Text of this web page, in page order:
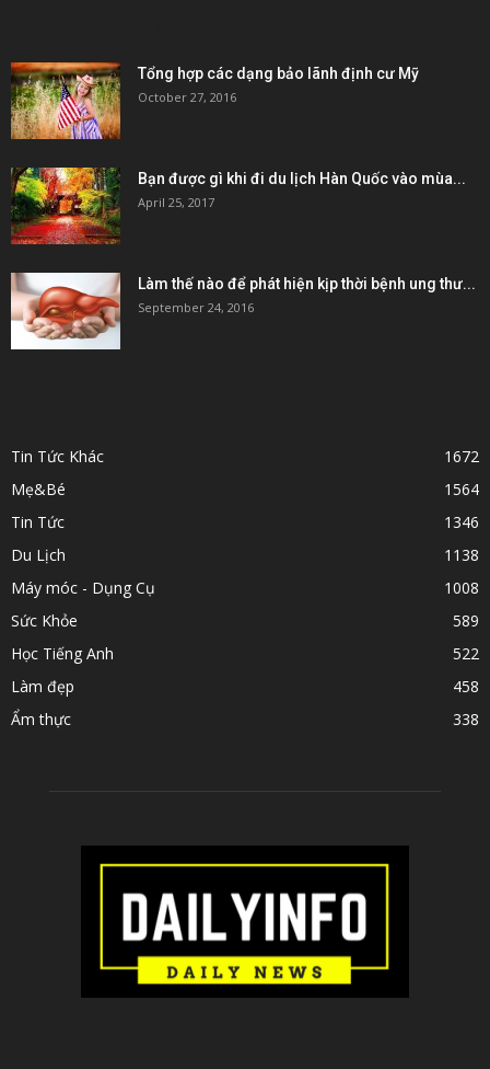
Tổng hợp các dạng bảo lãnh định cư Mỹ
October 27, 2016
Bạn được gì khi đi du lịch Hàn Quốc vào mùa...
April 25, 2017
Làm thế nào để phát hiện kịp thời bệnh ung thư...
September 24, 2016
Tin Tức Khác
1672
Mẹ&Bé
1564
Tin Tức
1346
Du Lịch
1138
Máy móc - Dụng Cụ
1008
Sức Khỏe
589
Học Tiếng Anh
522
Làm đẹp
458
Ẩm thực
338